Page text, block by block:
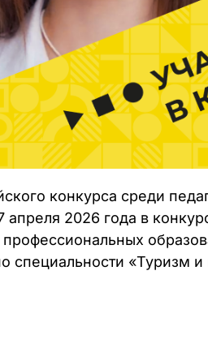
конкурса среди
2026 года в
«Туризм